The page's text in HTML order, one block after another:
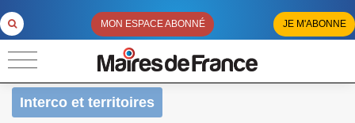
MON ESPACE ABONNÉ JE M'ABONNE
Interco et territoires